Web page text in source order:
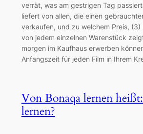
verrät, was am gestrigen Tag
liefert von allen, die einen
verkaufen, und zu welchem Preis,
von jedem einzelnen Warenstück
morgen im Kaufhaus erwerben
Anfangszeit für jeden Film in Ihrem
Von Bonaqa lernen
lernen?